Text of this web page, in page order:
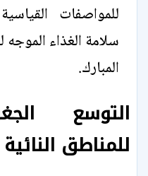
للمواصفات
سلامة الغذاء الموجه
المبارك.
التوسع
للمناطق النائية